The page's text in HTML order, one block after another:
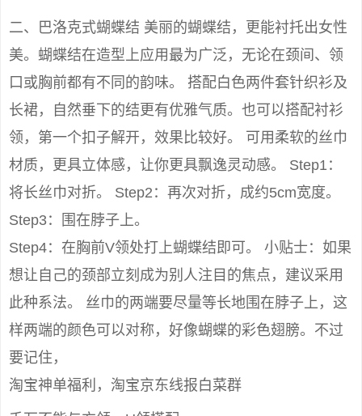
二、巴洛克式蝴蝶结 美丽的蝴蝶结，更能衬托出女性
美。蝴蝶结在造型上应用最为广泛，无论在颈间、领
口或胸前都有不同的韵味。 搭配白色两件套针织衫及
长裙，自然垂下的结更有优雅气质。也可以搭配衬衫
领，第一个扣子解开，效果比较好。 可用柔软的丝巾
材质，更具立体感，让你更具飘逸灵动感。 Step1：
将长丝巾对折。 Step2：再次对折，成约5cm宽度。
Step3：围在脖子上。
Step4：在胸前V领处打上蝴蝶结即可。 小贴士：如果
想让自己的颈部立刻成为别人注目的焦点，建议采用
此种系法。 丝巾的两端要尽量等长地围在脖子上，这
样两端的颜色可以对称，好像蝴蝶的彩色翅膀。不过
要记住，
淘宝神单福利，淘宝京东线报白菜群